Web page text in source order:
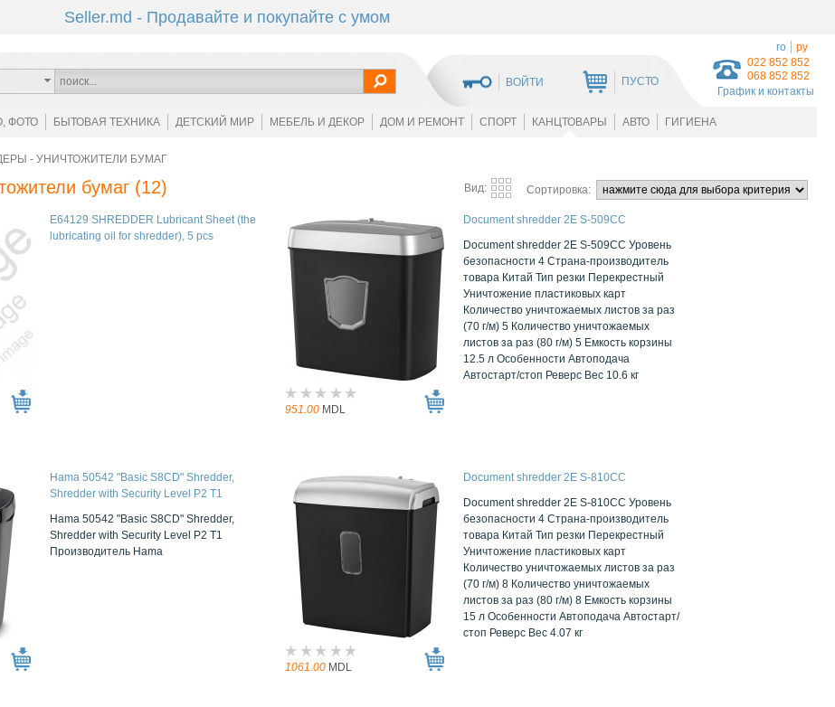
Seller.md - Продавайте и покупайте с умом
022 852 852
068 852 852
График и контакты
ВОЙТИ ПУСТО
ro ру
ФОТО БЫТОВАЯ ТЕХНИКА ДЕТСКИЙ МИР МЕБЕЛЬ И ДЕКОР ДОМ И РЕМОНТ СПОРТ КАНЦТОВАРЫ АВТО ГИГИЕНА
- УНИЧТОЖИТЕЛИ БУМАГ
бумаг (12) Вид: Сортировка:
E64129 SHREDDER Lubricant Sheet (the
lubricating oil for shredder), 5 pcs
951.00 MDL
Document shredder 2E S-509CC
Document shredder 2E S-509CC Уровень
безопасности 4 Страна-производитель
товара Китай Тип резки Перекрестный
Уничтожение пластиковых карт
Количество уничтожаемых листов за раз
(70 г/м) 5 Количество уничтожаемых
листов за раз (80 г/м) 5 Емкость корзины
12.5 л Особенности Автоподача
Автостарт/стоп Реверс Вес 10.6 кг
Hama 50542 "Basic S8CD" Shredder,
Shredder with Security Level P2 T1
Hama 50542 "Basic S8CD" Shredder,
Shredder with Security Level P2 T1
Производитель Hama
1061.00 MDL
Document shredder 2E S-810CC
Document shredder 2E S-810CC Уровень
безопасности 4 Страна-производитель
товара Китай Тип резки Перекрестный
Уничтожение пластиковых карт
Количество уничтожаемых листов за раз
(70 г/м) 8 Количество уничтожаемых
листов за раз (80 г/м) 8 Емкость корзины
15 л Особенности Автоподача Автостарт/
стоп Реверс Вес 4.07 кг